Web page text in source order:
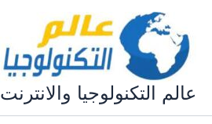
المحتوى
عالم التكنولوجيا والانترنت